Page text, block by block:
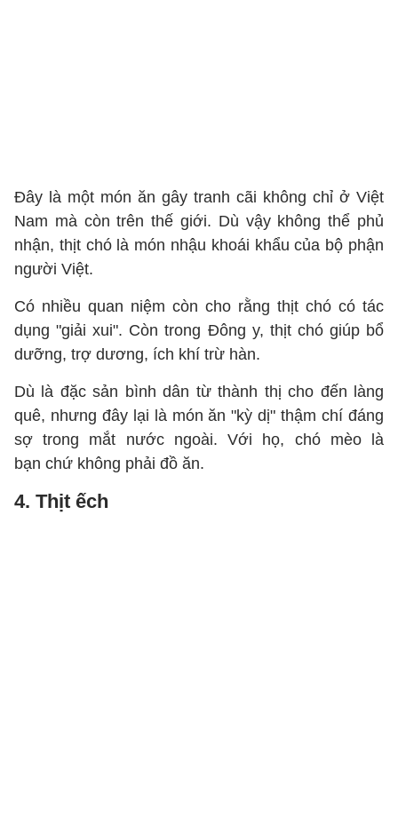
Đây là một món ăn gây tranh cãi không chỉ ở Việt
Nam mà còn trên thế giới. Dù vậy không thể phủ
nhận, thịt chó là món nhậu khoái khẩu của bộ phận
người Việt.
Có nhiều quan niệm còn cho rằng thịt chó có tác
dụng "giải xui". Còn trong Đông y, thịt chó giúp bổ
dưỡng, trợ dương, ích khí trừ hàn.
Dù là đặc sản bình dân từ thành thị cho đến làng
quê, nhưng đây lại là món ăn "kỳ dị" thậm chí đáng
sợ trong mắt nước ngoài. Với họ, chó mèo là
bạn chứ không phải đồ ăn.
4. Thịt ếch